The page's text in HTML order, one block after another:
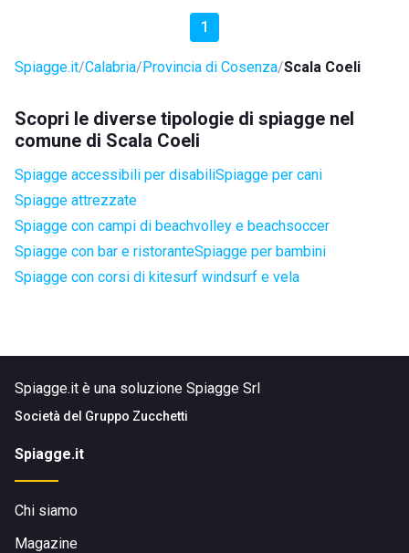
1
Spiagge.it Calabria Provincia di Cosenza Scala Coeli
Scopri le diverse tipologie di spiagge nel
comune di Scala Coeli
Spiagge accessibili per disabiliSpiagge per cani
Spiagge attrezzate
Spiagge con campi di beachvolley e beachsoccer
Spiagge con bar e ristoranteSpiagge per bambini
Spiagge con corsi di kitesurf windsurf e vela
Spiagge.it è una soluzione Spiagge Srl
Società del Gruppo Zucchetti
Spiagge.it
Chi siamo
Magazine